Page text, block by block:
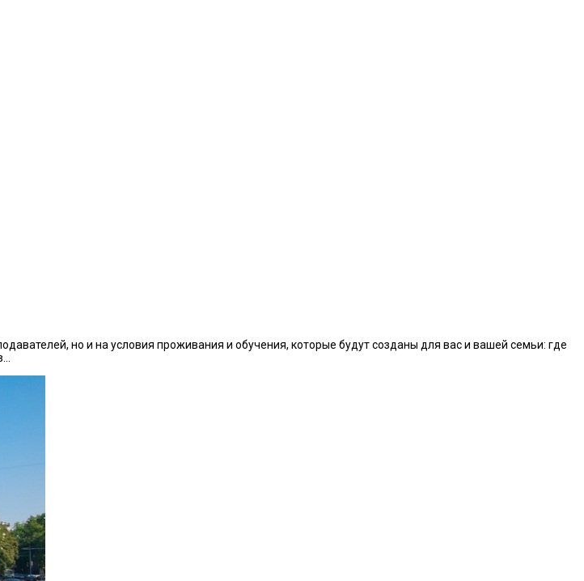
но и на условия проживания и обучения, которые будут созданы для вас и вашей семьи: где